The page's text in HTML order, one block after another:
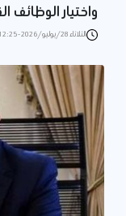
واختيار الوظائف
الثلاثاء 28/يوليو/2026 - 12:25 م